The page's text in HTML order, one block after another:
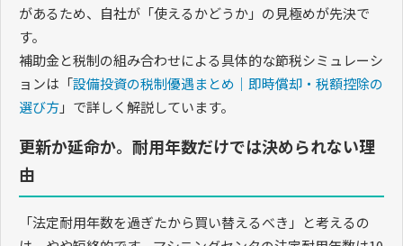
があるため、自社が「使えるかどうか」の見極めが先決で
す。
補助金と税制の組み合わせによる具体的な節税シミュレーシ
ョンは「設備投資の税制優遇まとめ｜即時償却・税額控除の
選び方」で詳しく解説しています。
更新か延命か。耐用年数だけでは決められない理
由
「法定耐用年数を過ぎたから買い替えるべき」と考えるの